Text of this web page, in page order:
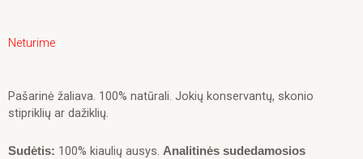
Neturime
Pašarinė žaliava. 100% natūrali. Jokių konservantų, skonio
stipriklių ar dažiklių.
Sudėtis: 100% kiaulių ausys. Analitinės sudedamosios